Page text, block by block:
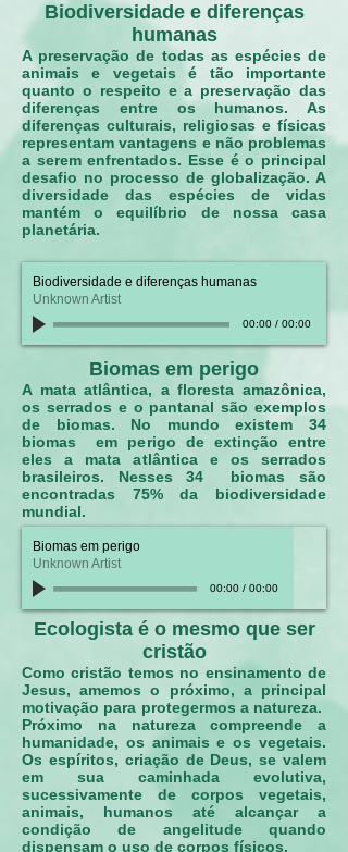
Biodiversidade e diferenças
humanas
A preservação de todas as espécies de
animais e vegetais é tão importante
quanto o respeito e a preservação das
diferenças entre os humanos. As
diferenças culturais, religiosas e físicas
representam vantagens e não problemas
a serem enfrentados. Esse é o principal
desafio no processo de globalização. A
diversidade das espécies de vidas
mantém o equilíbrio de nossa casa
planetária.
Biodiversidade e diferenças humanas
Unknown Artist
00:00/ 00:00
Biomas em perigo
A mata atlântica, a floresta amazônica,
os serrados e o pantanal são exemplos
de biomas. No mundo existem 34
biomas em perigo de extinção entre
eles a mata atlântica e os serrados
brasileiros. Nesses 34 biomas são
encontradas 75% da biodiversidade
mundial.
Biomas em perigo
Unknown Artist
00:00/ 00:00
Ecologista é o mesmo que ser
cristão
Como cristão temos no ensinamento de
Jesus, amemos o próximo, a principal
motivação para protegermos a natureza.
Próximo na natureza compreende a
humanidade, os animais e os vegetais.
Os espíritos, criação de Deus, se valem
em sua caminhada evolutiva,
sucessivamente de corpos vegetais,
animais, humanos até alcançar a
condição de angelitude quando
dispensam o uso de corpos físicos.